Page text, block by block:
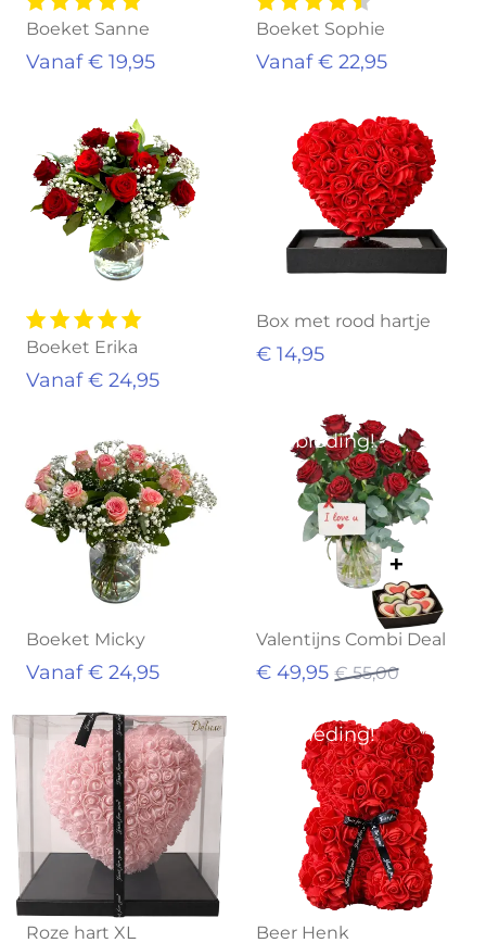
Boeket Sanne
Vanaf € 19,95
Boeket Sophie
Vanaf € 22,95
Boeket Erika
Vanaf € 24,95
Box met rood hartje
€ 14,95
Boeket Micky
Vanaf € 24,95
Aanbieding!
Valentijns Combi Deal
€ 49,95 € 55,00
Roze hart XL
Aanbieding!
Beer Henk